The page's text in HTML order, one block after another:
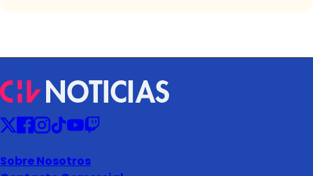
Sobre Nosotros